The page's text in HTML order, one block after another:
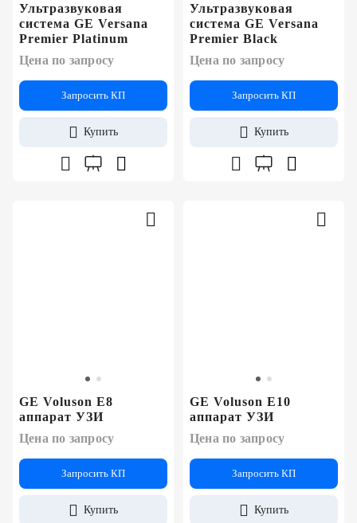
Ультразвуковая
система GE Versana
Premier Platinum
Цена по запросу
Запросить КП
Купить
Ультразвуковая
система GE Versana
Premier Black
Цена по запросу
Запросить КП
Купить
GE Voluson E8
аппарат УЗИ
Цена по запросу
Запросить КП
Купить
GE Voluson E10
аппарат УЗИ
Цена по запросу
Запросить КП
Купить